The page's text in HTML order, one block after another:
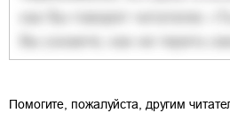
Помогите, пожалуйста, другим